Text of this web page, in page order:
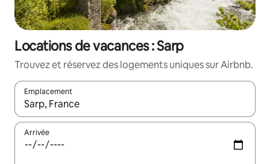
Locations de vacances : Sarp
Trouvez et réservez des logements uniques sur Airbnb.
Emplacement
Quand les résultats sont affichés, parcourez-les en utilisant
Arrivée